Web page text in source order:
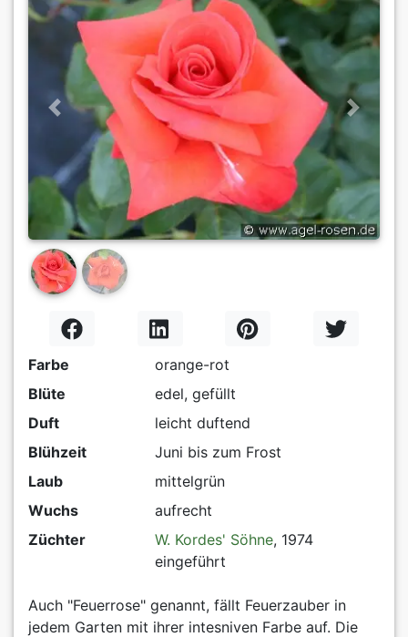
Previous Next
Farbe
orange-rot
Blüte
edel, gefüllt
Duft
leicht duftend
Blühzeit
Juni bis zum Frost
Laub
mittelgrün
Wuchs
aufrecht
Züchter
W. Kordes' Söhne, 1974
eingeführt
Auch "Feuerrose" genannt, fällt Feuerzauber in
jedem Garten mit ihrer intesniven Farbe auf. Die